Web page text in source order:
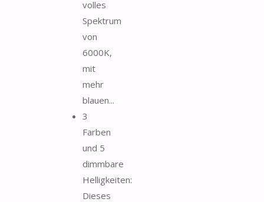
volles
Spektrum
von
6000K,
mit
mehr
blauen...
3
Farben
und 5
dimmbare
Helligkeiten:
Dieses